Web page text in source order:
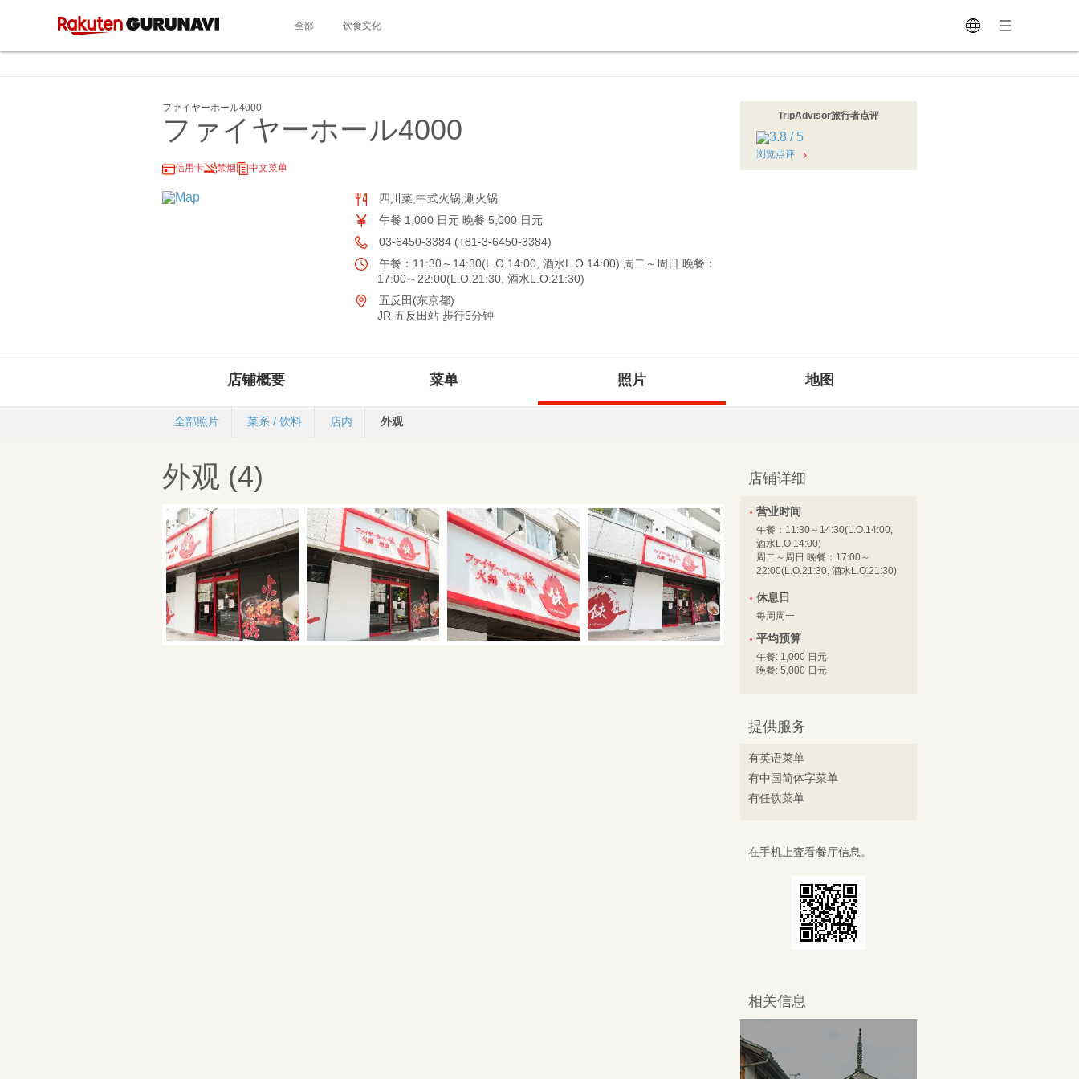
全部 饮食文化
ファイヤーホール4000
ファイヤーホール4000
信用卡 禁烟 中文菜单
四川菜,中式火锅,涮火锅
午餐 1,000 日元 晚餐 5,000 日元
03-6450-3384 (+81-3-6450-3384)
午餐：11:30～14:30(L.O.14:00, 酒水L.O.14:00) 周二～周日 晚餐：
17:00～22:00(L.O.21:30, 酒水L.O.21:30)
五反田(东京都)
JR 五反田站 步行5分钟
TripAdvisor旅行者点评
浏览点评
店铺概要 菜单 照片 地图
全部照片 菜系 / 饮料 店内 外观
外观 (4) 店铺详细
营业时间
午餐：11:30～14:30(L.O.14:00,
酒水L.O.14:00)
周二～周日 晚餐：17:00～
22:00(L.O.21:30, 酒水L.O.21:30)
休息日
每周周一
平均预算
午餐: 1,000 日元
晚餐: 5,000 日元
提供服务
有英语菜单
有中国简体字菜单
有任饮菜单
在手机上査看餐厅信息。
相关信息